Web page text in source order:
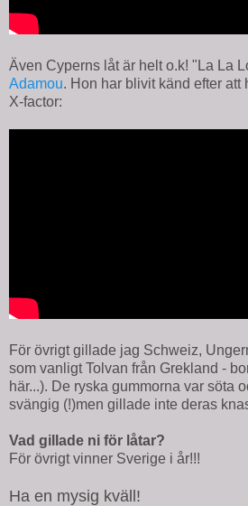
Även Cyperns låt är helt o.k! "La La
Adamou. Hon har blivit känd efter att
X-factor:
För övrigt gillade jag Schweiz,
som vanligt Tolvan från Grekland -
här...). De ryska gummorna var söta
svängig (!)men gillade inte deras
Vad gillade ni för låtar?
För övrigt vinner Sverige i år!!!
Ha en mysig kväll!